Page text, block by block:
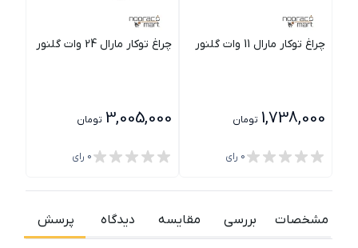
چراغ توکار مارال 11 وات گلنور
1,738,000 تومان
0 رای
چراغ توکار مارال 24 وات گلنور
3,005,000 تومان
0 رای
مشخصات بررسی مقایسه دیدگاه پرسش